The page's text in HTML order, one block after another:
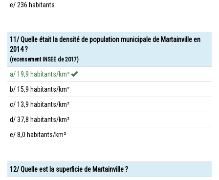
e/ 236 habitants
11/ Quelle était la densité de population municipale de Martainville en
2014 ?
(recensement INSEE de 2017)
a/ 19,9 habitants/km²
b/ 15,9 habitants/km²
c/ 13,9 habitants/km²
d/ 37,8 habitants/km²
e/ 8,0 habitants/km²
12/ Quelle est la superficie de Martainville ?